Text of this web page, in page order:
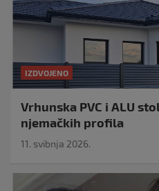
IZDVOJENO
Vrhunska PVC i ALU
njemačkih profila
11. svibnja 2026.